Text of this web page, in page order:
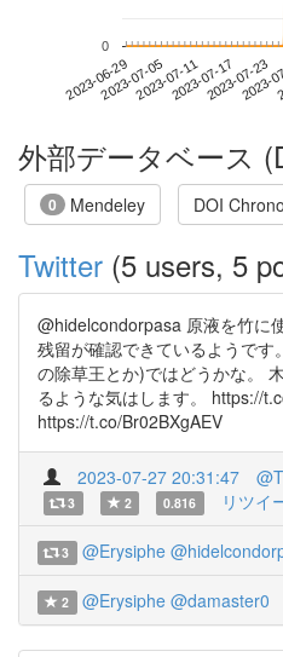
2023-06-292023-07-052023-07-112023-07-172023-07-23
2023-
0
外部データベース
0 Mendeley DOI
Twitter (5 users, 5
@hidelcondorpasa 原液を竹に
残留が確認できているようで
の除草王とか)ではどうかな。
るような気はします。 https://
https://t.co/Br02BXgAEV
2023-07-27 20:31:47
3 2 0.816 リツイ
3 @Erysiphe
2 @Erysiphe @damaster0